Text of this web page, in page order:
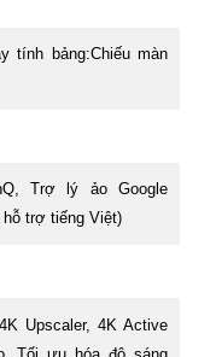
tính bảng:Chiếu màn
Trợ lý ảo Google
trợ tiếng Việt)
Upscaler, 4K Active